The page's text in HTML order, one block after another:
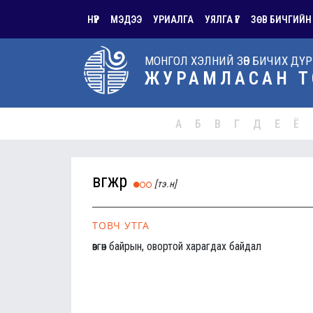
НҮҮР МЭДЭЭ УРИАЛГА УЯЛГА ҮГ ЗӨВ БИЧГИЙН
МОНГОЛ ХЭЛНИЙ ЗӨВ БИЧИХ
ЖУРАМЛАСАН
А Б В Г Д Е Ё
өвгөжөөр [тэ.н]
ТОВЧ УТГА
өвгөн байрын, овортой харагдах байдал